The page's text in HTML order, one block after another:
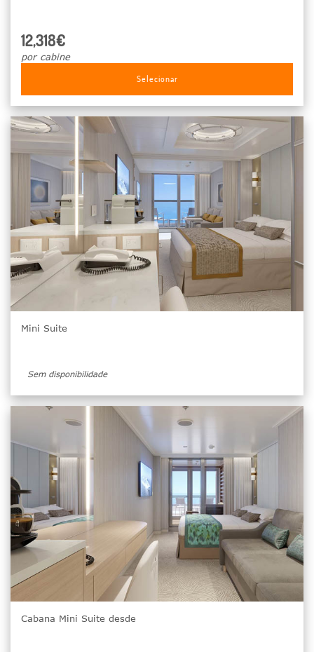
12,318€
por cabine
Selecionar
Mini Suite
Sem disponibilidade
Cabana Mini Suite desde